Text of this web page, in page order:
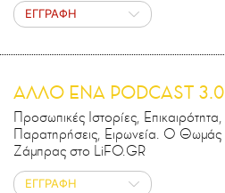
ΕΓΓΡΑΦΗ
ΑΛΛΟ ΕΝΑ PODCAST 3.0
Προσωπικές Ιστορίες, Επικαιρότητα,
Παρατηρήσεις, Ειρωνεία. Ο Θωμάς
Ζάμπρας στο LiFO.GR
ΕΓΓΡΑΦΗ